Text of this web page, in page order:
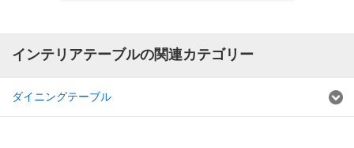
インテリアテーブルの関連カテゴリー
ダイニングテーブル